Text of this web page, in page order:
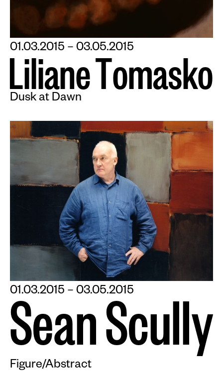
01.03.2015 – 03.05.2015
Liliane Tomasko
Dusk at Dawn
01.03.2015 – 03.05.2015
SeanScully
Figure/Abstract